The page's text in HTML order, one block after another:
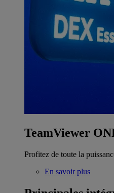
TeamViewer
Profitez de toute la
En savoir plus